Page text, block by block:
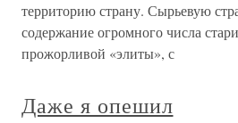
территорию страну. Сырьевую
содержание огромного числа
прожорливой «элиты», с
Даже я опешил